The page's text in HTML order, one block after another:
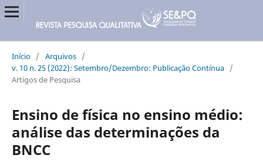
Início / Arquivos /
v. 10 n. 25 (2022): Setembro/Dezembro: Publicação Contínua /
Artigos de Pesquisa
Ensino de física no ensino médio:
análise das determinações da
BNCC